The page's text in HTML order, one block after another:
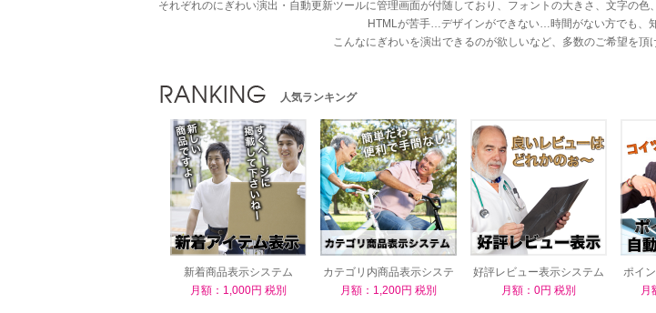
それぞれのにぎわい演出・自動更新ツールに管理画面が付随しており、フォントの大きさ、文字の
HTMLが苦手…デザインができない…時間がない方でも、
こんなにぎわいを演出できるのが欲しいなど、多数のご希望を頂
人気ランキング
新着商品表示システム
月額：1,000円 税別
カテゴリ内商品表示システ
ム
月額：1,200円 税別
好評レビュー表示システム
月額：0円 税別
ポイ
月